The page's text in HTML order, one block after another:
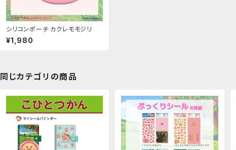
シリコンポーチ カクレモモジリ
¥1,980
同じカテゴリの商品